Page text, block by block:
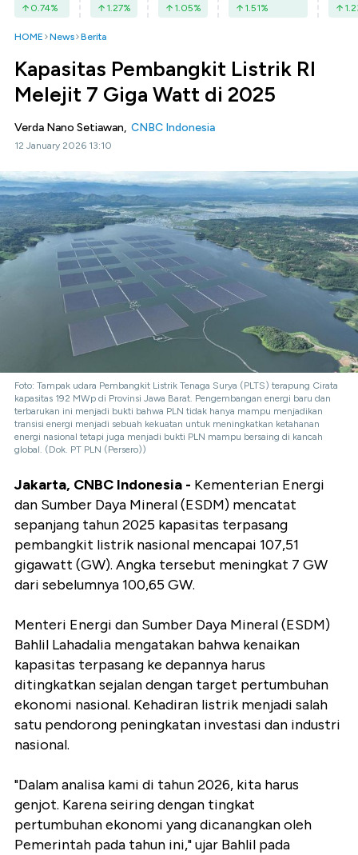
0.74% 1.27% 1.05% 1.51%
HOME News Berita
Kapasitas Pembangkit Listrik RI
Melejit 7 Giga Watt di 2025
Verda Nano Setiawan, CNBC Indonesia
12 January 2026 13:10
Foto: Tampak udara Pembangkit Listrik Tenaga Surya (PLTS) terapung Cirata
kapasitas 192 MWp di Provinsi Jawa Barat. Pengembangan energi baru dan
terbarukan ini menjadi bukti bahwa PLN tidak hanya mampu menjadikan
transisi energi menjadi sebuah kekuatan untuk meningkatkan ketahanan
energi nasional tetapi juga menjadi bukti PLN mampu bersaing di kancah
global. (Dok. PT PLN (Persero))
Jakarta, CNBC Indonesia - Kementerian Energi
dan Sumber Daya Mineral (ESDM) mencatat
sepanjang tahun 2025 kapasitas terpasang
pembangkit listrik nasional mencapai 107,51
gigawatt (GW). Angka tersebut meningkat 7 GW
dari sebelumnya 100,65 GW.
Menteri Energi dan Sumber Daya Mineral (ESDM)
Bahlil Lahadalia mengatakan bahwa kenaikan
kapasitas terpasang ke depannya harus
ditingkatkan sejalan dengan target pertumbuhan
ekonomi nasional. Kehadiran listrik menjadi salah
satu pendorong peningkatan investasi dan industri
nasional.
"Dalam analisa kami di tahun 2026, kita harus
genjot. Karena seiring dengan tingkat
pertumbuhan ekonomi yang dicanangkan oleh
Pemerintah pada tahun ini," ujar Bahlil pada